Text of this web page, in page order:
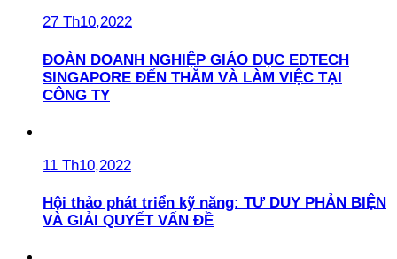
27 Th10,2022
ĐOÀN DOANH NGHIỆP GIÁO DỤC EDTECH
SINGAPORE ĐẾN THĂM VÀ LÀM VIỆC TẠI
CÔNG TY
11 Th10,2022
Hội thảo phát triển kỹ năng: TƯ DUY PHẢN BIỆN
VÀ GIẢI QUYẾT VẤN ĐỀ